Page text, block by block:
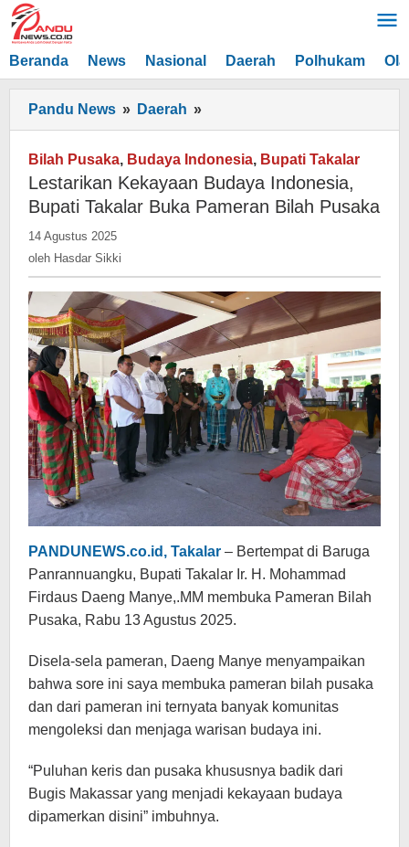
Lewati
ke
konten
Beranda News Nasional Daerah Polhukam
Pandu News » Daerah »
Kekayaan
Budaya
Indonesia,
Bupati
Takalar
Pusaka
Bilah Pusaka, Budaya Indonesia, Bupati Takalar
Lestarikan Kekayaan Budaya Indonesia,
Bupati Takalar Buka Pameran Bilah Pusaka
14 Agustus 2025
oleh Hasdar Sikki
PANDUNEWS.co.id, Takalar – Bertempat di Baruga
Panrannuangku, Bupati Takalar Ir. H. Mohammad
Firdaus Daeng Manye,.MM membuka Pameran Bilah
Pusaka, Rabu 13 Agustus 2025.
Disela-sela pameran, Daeng Manye menyampaikan
bahwa sore ini saya membuka pameran bilah pusaka
dan dari pameran ini ternyata banyak komunitas
mengoleksi dan menjaga warisan budaya ini.
“Puluhan keris dan pusaka khususnya badik dari
Bugis Makassar yang menjadi kekayaan budaya
dipamerkan disini” imbuhnya.